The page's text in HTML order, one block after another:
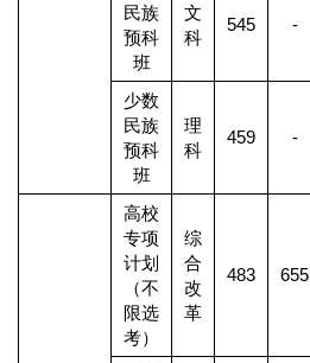
民族
预科
班
文
科
545 -
少数
民族
预科
班
理
科
459 -
高校
专项
计划
（不
限选
考）
综
合
改
革
483 655